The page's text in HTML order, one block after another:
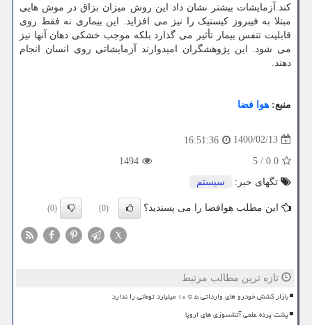
کند.آزمایشات بیشتر نشان داد این روش میزان بزاق در موش هایی
مبتلا به فیبروز کیستیک را نیز می افزاید. این بیماری نه فقط روی
قابلیت تنفس بیمار تأثیر می گذارد بلکه موجب خشکی دهان آنها نیز
می شود. این پژوهشگران امیدوارند آزمایشاتی روی انسان انجام
دهند.
منبع: هوا فضا
1400/02/13
16:51:36
0.0
/
5
1494
تگهای خبر:
سیستم
این مطلب هوافضا را می پسندید؟ (0)
(0)
X
تازه ترین مطالب مرتبط
بازار کشش خودرو های وارداتی ۵ تا ۱۰ میلیارد تومانی را ندارد
پشت پرده علمی آتشسوزی های اروپا